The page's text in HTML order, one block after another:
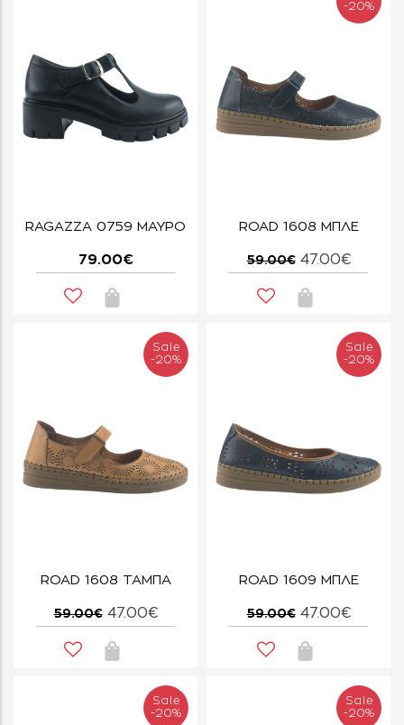
RAGAZZA 0759 ΜΑΥΡΟ
79.00€
-20%
ROAD 1608 ΜΠΛΕ
59.00€ 47.00€
Sale
-20%
ROAD 1608 ΤΑΜΠΑ
59.00€ 47.00€
Sale
-20%
ROAD 1609 ΜΠΛΕ
59.00€ 47.00€
Sale
-20%
Sale
-20%